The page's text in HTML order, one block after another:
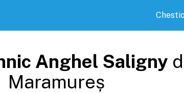
Anghel Saligny
Maramureș